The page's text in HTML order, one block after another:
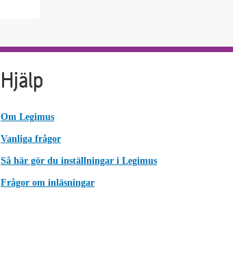
Hjälp
Om Legimus
Vanliga frågor
Så här gör du inställningar i Legimus
Frågor om inläsningar